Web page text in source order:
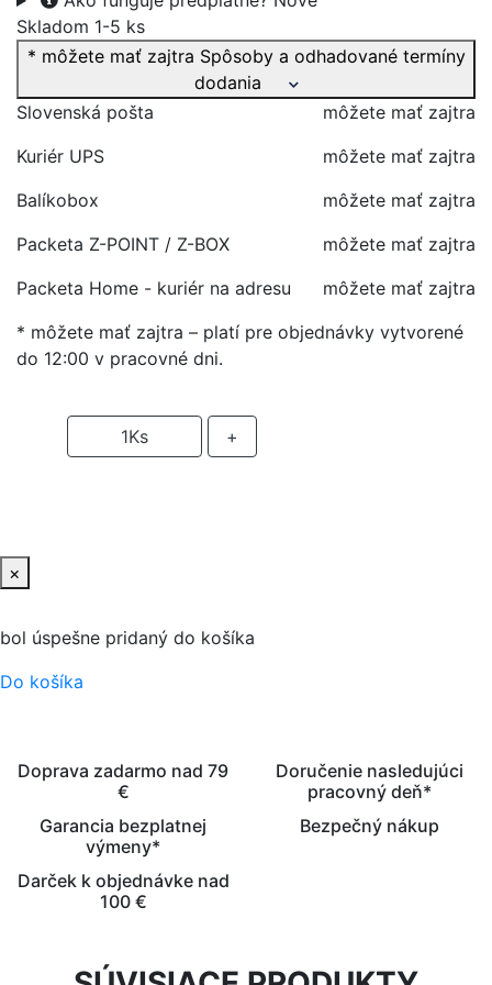
Skladom 1-5 ks
* môžete mať zajtra Spôsoby a odhadované termíny
dodania
Slovenská pošta
môžete mať zajtra
Kuriér UPS
môžete mať zajtra
Balíkobox
môžete mať zajtra
Packeta Z-POINT / Z-BOX
môžete mať zajtra
Packeta Home - kuriér na adresu
môžete mať zajtra
* môžete mať zajtra – platí pre objednávky vytvorené
do 12:00 v pracovné dni.
1Ks +
×
bol úspešne pridaný do košíka
Do košíka
Doprava zadarmo nad 79
€
Doručenie nasledujúci
pracovný deň*
Garancia bezplatnej
výmeny*
Bezpečný nákup
Darček k objednávke nad
100 €